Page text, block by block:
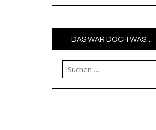
DAS WAR DOCH WAS…
Suchen nach: